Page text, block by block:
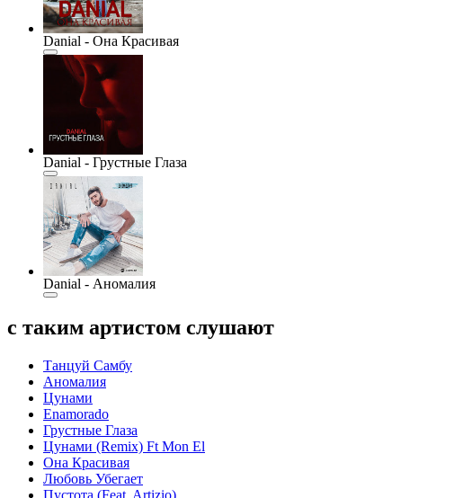
Danial - Она Красивая
Danial - Грустные Глаза
Danial - Аномалия
с таким артистом слушают
Танцуй Самбу
Аномалия
Цунами
Enamorado
Грустные Глаза
Цунами (Remix) Ft Mon El
Она Красивая
Любовь Убегает
Пустота (Feat. Artizio)